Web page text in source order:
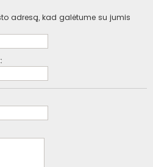
adresą, kad galėtume su jumis